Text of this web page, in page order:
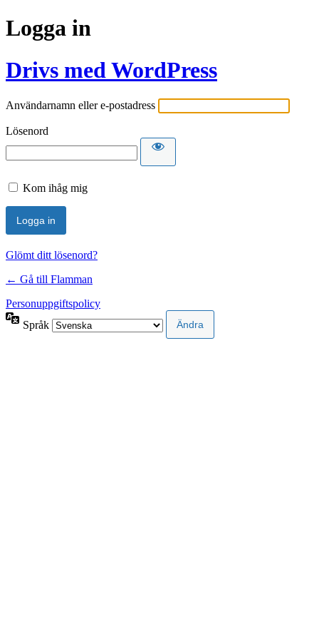
Logga in
Drivs med WordPress
Användarnamn eller e-postadress
Lösenord
Kom ihåg mig
Glömt ditt lösenord?
← Gå till Flamman
Personuppgiftspolicy
Språk